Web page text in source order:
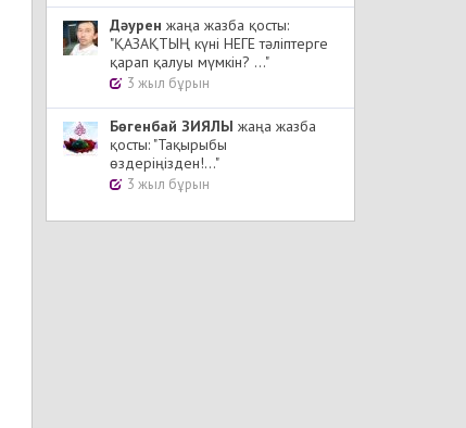
Дәурен жаңа жазба қосты:
"ҚАЗАҚТЫҢ күні НЕГЕ тәліптерге
қарап қалуы мүмкін? ..."
3 жыл бұрын
Бөгенбай ЗИЯЛЫ жаңа жазба
қосты: "Тақырыбы
өздеріңізден!..."
3 жыл бұрын